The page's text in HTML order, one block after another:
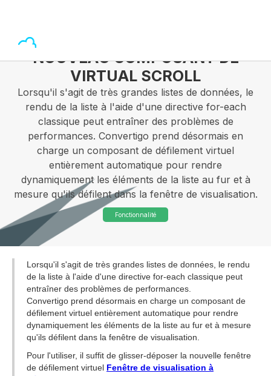
NOUVEAU COMPOSANT DE
VIRTUAL SCROLL
Lorsqu'il s'agit de très grandes listes de données, le
rendu de la liste à l'aide d'une directive for-each
classique peut entraîner des problèmes de
performances. Convertigo prend désormais en
charge un composant de défilement virtuel
entièrement automatique pour rendre
dynamiquement les éléments de la liste au fur et à
mesure qu'ils défilent dans la fenêtre de visualisation.
Fonctionnalité
Lorsqu'il s'agit de très grandes listes de données, le rendu
de la liste à l'aide d'une directive for-each classique peut
entraîner des problèmes de performances.
Convertigo prend désormais en charge un composant de
défilement virtuel entièrement automatique pour rendre
dynamiquement les éléments de la liste au fur et à mesure
qu'ils défilent dans la fenêtre de visualisation.
Pour l'utiliser, il suffit de glisser-déposer la nouvelle fenêtre
de défilement virtuel Fenêtre de visualisation à